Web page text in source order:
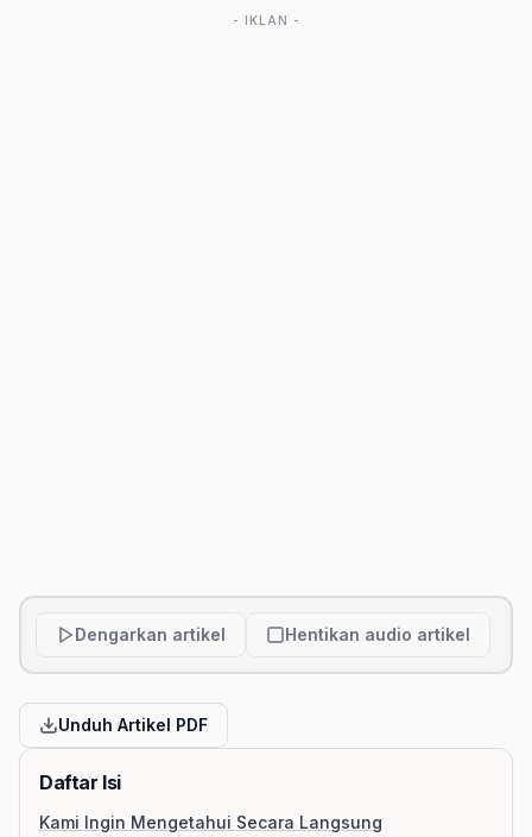
- IKLAN -
Dengarkan artikel Hentikan audio artikel
Unduh Artikel PDF
Daftar Isi
Kami Ingin Mengetahui Secara Langsung